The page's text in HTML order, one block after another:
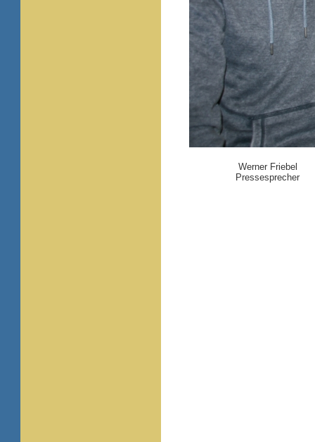
Werner Friebel
Pressesprecher